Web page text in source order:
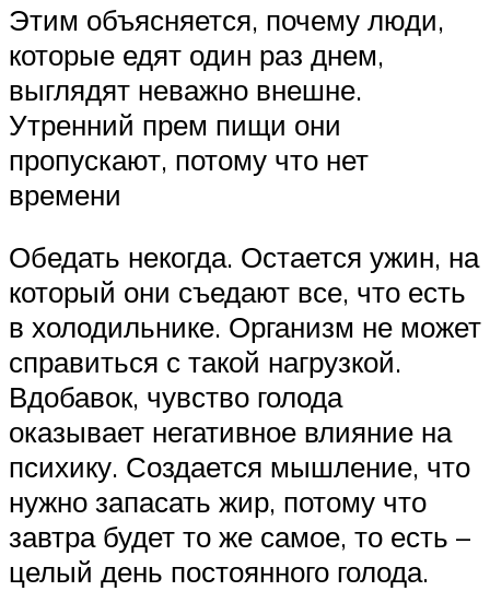
Этим объясняется, почему люди,
которые едят один раз днем,
выглядят неважно внешне.
Утренний прем пищи они
пропускают, потому что нет
времени
Обедать некогда. Остается ужин, на
который они съедают все, что есть
в холодильнике. Организм не может
справиться с такой нагрузкой.
Вдобавок, чувство голода
оказывает негативное влияние на
психику. Создается мышление, что
нужно запасать жир, потому что
завтра будет то же самое, то есть –
целый день постоянного голода.